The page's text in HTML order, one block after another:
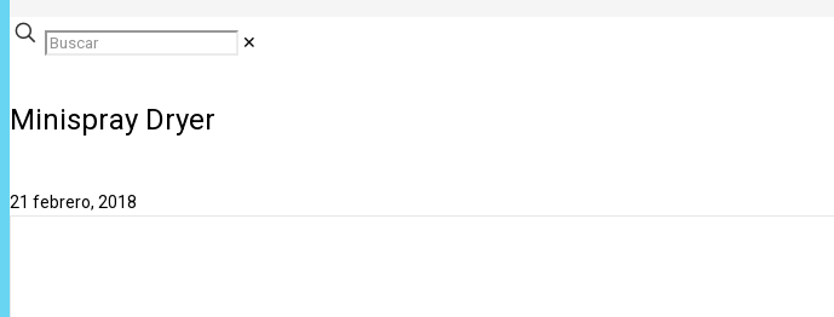
✕
Minispray Dryer
21 febrero, 2018